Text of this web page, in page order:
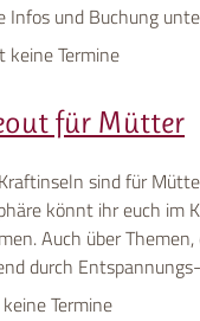
Infos und Buchung
keine Termine
für Mütter
sind für
könnt ihr euch im
Auch über
durch
Termine